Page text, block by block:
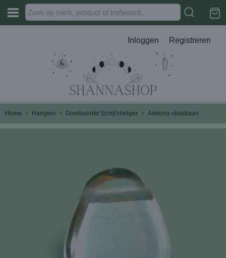
Inloggen Registreren
Home › Hangers › Doorboorde Schijf Hanger › Andorra obsidiaan